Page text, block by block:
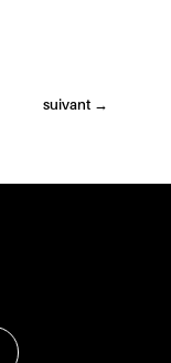
suivant →